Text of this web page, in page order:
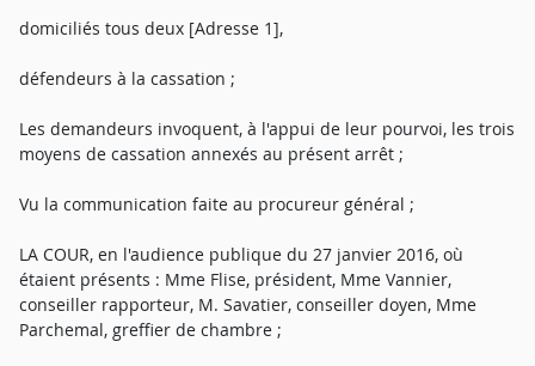
domiciliés tous deux [Adresse 1],
défendeurs à la cassation ;
Les demandeurs invoquent, à l'appui de leur pourvoi, les trois
moyens de cassation annexés au présent arrêt ;
Vu la communication faite au procureur général ;
LA COUR, en l'audience publique du 27 janvier 2016, où
étaient présents : Mme Flise, président, Mme Vannier,
conseiller rapporteur, M. Savatier, conseiller doyen, Mme
Parchemal, greffier de chambre ;